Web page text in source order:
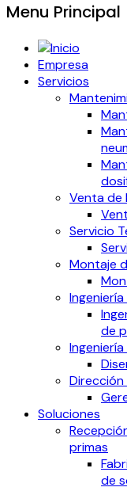
Menu Principal
Empresa
Servicios
Venta de
Servicio
Montaje
de
Dirección
Soluciones
primas
de